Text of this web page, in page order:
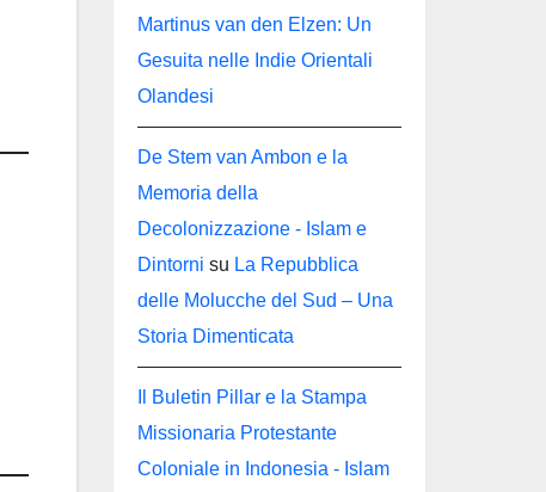
Martinus van den Elzen: Un
Gesuita nelle Indie Orientali
Olandesi
De Stem van Ambon e la
Memoria della
Decolonizzazione - Islam e
Dintorni su La Repubblica
delle Molucche del Sud – Una
Storia Dimenticata
Il Buletin Pillar e la Stampa
Missionaria Protestante
Coloniale in Indonesia - Islam